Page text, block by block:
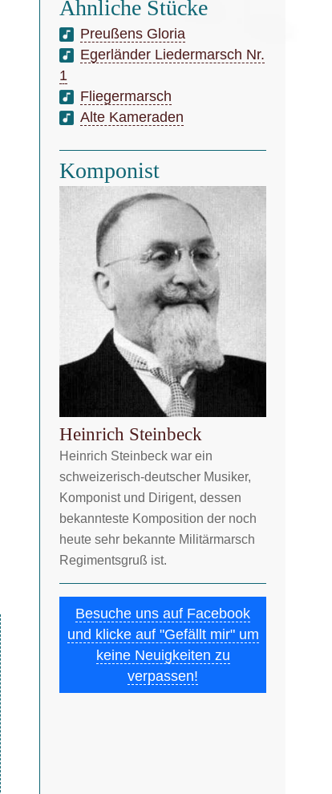
Ähnliche Stücke
Preußens Gloria
Egerländer Liedermarsch Nr.
1
Fliegermarsch
Alte Kameraden
Komponist
Heinrich Steinbeck
Heinrich Steinbeck war ein
schweizerisch-deutscher Musiker,
Komponist und Dirigent, dessen
bekannteste Komposition der noch
heute sehr bekannte Militärmarsch
Regimentsgruß ist.
Besuche uns auf Facebook
und klicke auf "Gefällt mir" um
keine Neuigkeiten zu
verpassen!